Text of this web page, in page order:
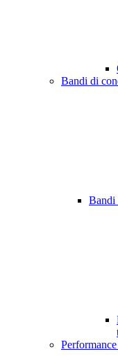
Bandi di
Bandi
Performance